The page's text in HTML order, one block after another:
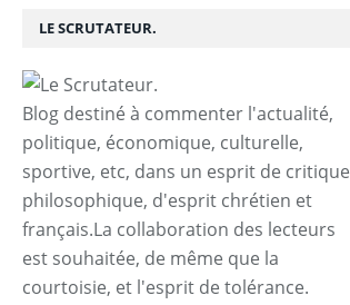
LE SCRUTATEUR.
Blog destiné à commenter l'actualité,
politique, économique, culturelle,
sportive, etc, dans un esprit de critique
philosophique, d'esprit chrétien et
français.La collaboration des lecteurs
est souhaitée, de même que la
courtoisie, et l'esprit de tolérance.